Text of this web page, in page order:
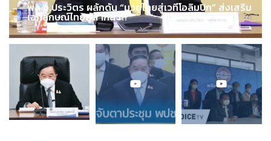
พล.อ.ประวิตร ผลักดัน “มวยไทยสู่เวทีโอลิมปิก” ส่งเสริม
เอกลักษณ์ไทยสู่สากล !!!